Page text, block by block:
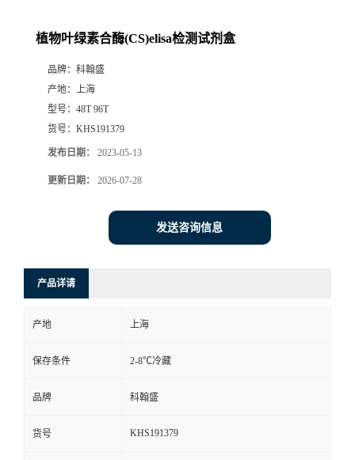
植物叶绿素合酶(CS)elisa检测试剂盒
品牌： 科翰盛
产地： 上海
型号： 48T 96T
货号： KHS191379
发布日期： 2023-05-13
更新日期： 2026-07-28
发送咨询信息
产品详请
产地 上海
保存条件 2-8℃冷藏
品牌 科翰盛
货号 KHS191379